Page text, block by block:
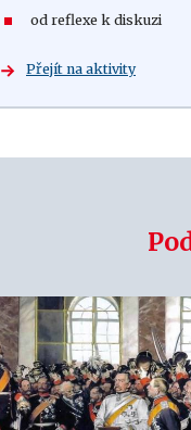
od reflexe k diskuzi
Přejít na aktivity